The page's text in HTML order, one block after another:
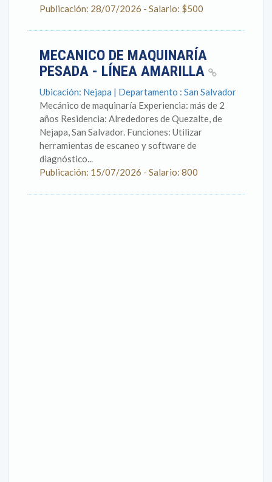
Publicación: 28/07/2026 - Salario: $500
MECANICO DE MAQUINARÍA
PESADA - LÍNEA AMARILLA
Ubicación: Nejapa | Departamento : San Salvador
Mecánico de maquinaría Experiencia: más de 2
años Residencia: Alrededores de Quezalte, de
Nejapa, San Salvador. Funciones: Utilizar
herramientas de escaneo y software de
diagnóstico...
Publicación: 15/07/2026 - Salario: 800